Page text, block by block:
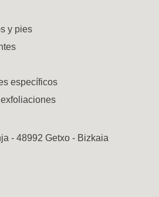
y pies
específicos
- 48992 Getxo - Bizkaia